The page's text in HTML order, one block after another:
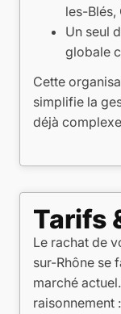
les-Blés,
Un seul
globale
Cette
simplifie la
déjà
Tarifs
Le rachat de
sur-Rhône se
marché
raisonnement